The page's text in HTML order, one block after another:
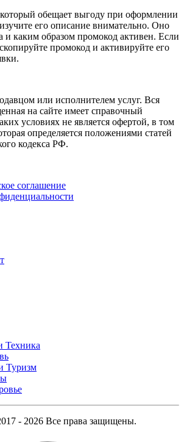
обещает выгоду при оформлении
его описание внимательно. Оно
и каким образом промокод активен. Если
промокод и активируйте его
или исполнителем услуг. Вся
на сайте имеет справочный
условиях не является офертой, в том
определяется положениями статей
кодекса РФ.
соглашение
Техника
Туризм
- 2026 Все права защищены.